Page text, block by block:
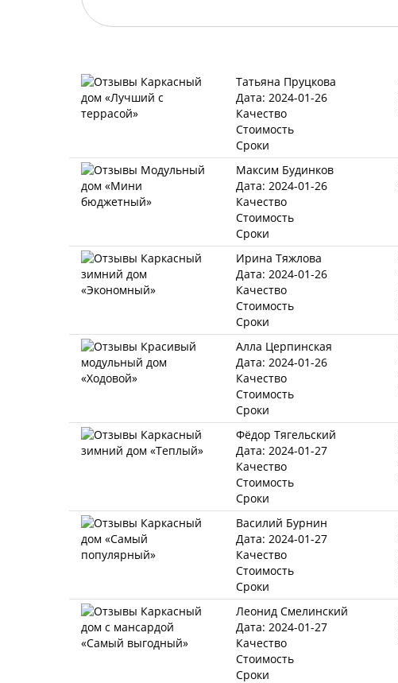
Татьяна Пруцкова
Дата: 2024-01-26
Качество
Стоимость
Сроки
Максим Будинков
Дата: 2024-01-26
Качество
Стоимость
Сроки
Ирина Тяжлова
Дата: 2024-01-26
Качество
Стоимость
Сроки
Алла Церпинская
Дата: 2024-01-26
Качество
Стоимость
Сроки
Фёдор Тягельский
Дата: 2024-01-27
Качество
Стоимость
Сроки
Василий Бурнин
Дата: 2024-01-27
Качество
Стоимость
Сроки
Леонид Смелинский
Дата: 2024-01-27
Качество
Стоимость
Сроки